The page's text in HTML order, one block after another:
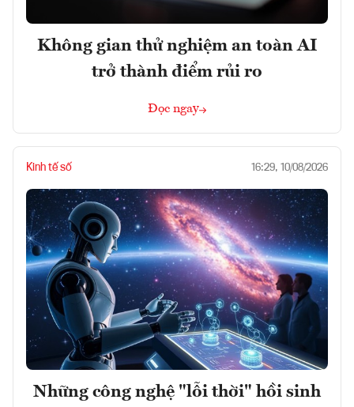
Không gian thử nghiệm an toàn AI
trở thành điểm rủi ro
Đọc ngay
Kinh tế số 16:29, 10/08/2026
Những công nghệ "lỗi thời" hồi sinh